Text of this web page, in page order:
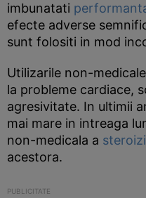
imbunatati
efecte adverse
sunt folositi in mod
Utilizarile non-
la probleme cardiace,
agresivitate. In ultimii
mai mare in intreaga
non-medicala a
acestora.